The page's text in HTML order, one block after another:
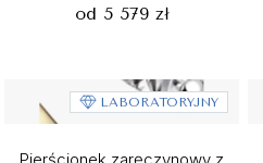
od 5 579 zł
LABORATORYJNY